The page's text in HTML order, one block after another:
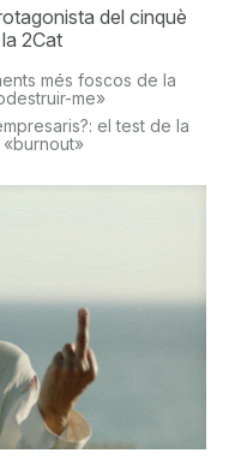
del cinquè
2Cat
més foscos de la
me»
el test de la